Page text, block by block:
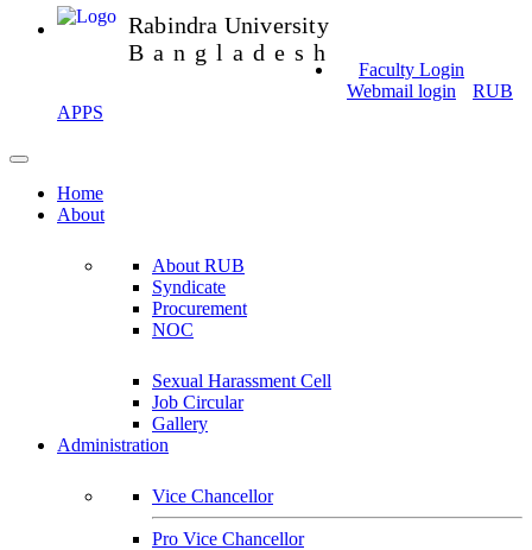
Rabindra University
Bangladesh
Faculty Login
Webmail login
RUB
APPS
Home
About
About RUB
Syndicate
Procurement
NOC
Sexual Harassment Cell
Job Circular
Gallery
Administration
Vice Chancellor
Pro Vice Chancellor